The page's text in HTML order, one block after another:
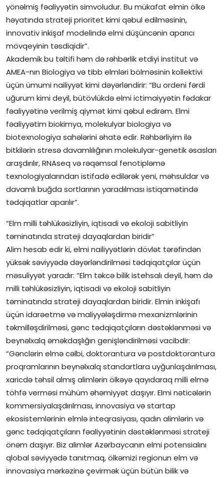
yönəlmiş fəaliyyətin simvoludur. Bu mükafat elmin ölkə
həyatında strateji prioritet kimi qəbul edilməsinin,
innovativ inkişaf modelində elmi düşüncənin aparıcı
mövqeyinin təsdiqidir”.
Akademik bu təltifi həm də rəhbərlik etdiyi institut və
AMEA-nın Biologiya və tibb elmləri bölməsinin kollektivi
üçün ümumi nailiyyət kimi dəyərləndirir: “Bu ordeni fərdi
uğurum kimi deyil, bütövlükdə elmi ictimaiyyətin fədakar
fəaliyyətinə verilmiş qiymət kimi qəbul edirəm. Elmi
fəaliyyətim biokimya, molekulyar biologiya və
biotexnologiya sahələrini əhatə edir. Rəhbərliyim ilə
bitkilərin stresə davamlılığının molekulyar-genetik əsasları
araşdırılır, RNAseq və rəqəmsal fenotipləmə
texnologiyalarından istifadə edilərək yeni, məhsuldar və
davamlı buğda sortlarının yaradılması istiqamətində
tədqiqatlar aparılır”.
“Elm milli təhlükəsizliyin, iqtisadi və ekoloji sabitliyin
təminatında strateji dayaqlardan biridir”
Alim hesab edir ki, elmi nailiyyətlərin dövlət tərəfindən
yüksək səviyyədə dəyərləndirilməsi tədqiqatçılar üçün
məsuliyyət yaradır: “Elm təkcə bilik istehsalı deyil, həm də
milli təhlükəsizliyin, iqtisadi və ekoloji sabitliyin
təminatında strateji dayaqlardan biridir. Elmin inkişafı
üçün idarəetmə və maliyyələşdirmə mexanizmlərinin
təkmilləşdirilməsi, gənc tədqiqatçıların dəstəklənməsi və
beynəlxalq əməkdaşlığın genişləndirilməsi vacibdir:
“Gənclərin elmə cəlbi, doktorantura və postdoktorantura
proqramlarının beynəlxalq standartlara uyğunlaşdırılması,
xaricdə təhsil almış alimlərin ölkəyə qayıdaraq milli elmə
töhfə verməsi mühüm əhəmiyyət daşıyır. Elmi nəticələrin
kommersiyalaşdırılması, innovasiya və startap
ekosistemlərinin elmlə inteqrasiyası, qadın alimlərin və
gənc tədqiqatçıların fəaliyyətinin dəstəklənməsi strateji
önəm daşıyır. Biz alimlər Azərbaycanın elmi potensialını
qlobal səviyyədə tanıtmaq, ölkəmizi regionun elm və
innovasiya mərkəzinə çevirmək üçün bütün bilik və